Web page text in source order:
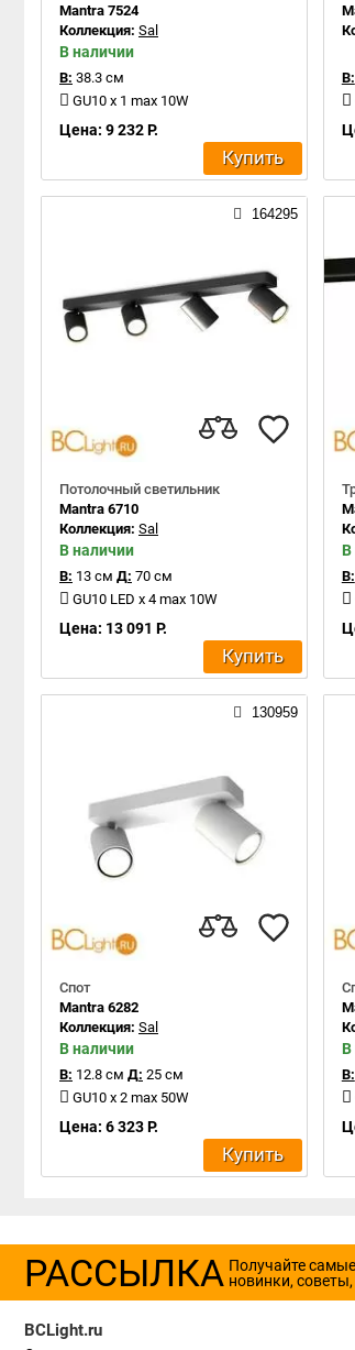
Mantra 7524
Коллекция: Sal
В наличии
В: 38.3 см
GU10 x 1 max 10W
Цена: 9 232 Р.
Купить
В:
164295
Потолочный светильник
Mantra 6710
Коллекция: Sal
В наличии
В: 13 см Д: 70 см
GU10 LED x 4 max 10W
Цена: 13 091 Р.
Купить
В
В:
130959
Спот
Mantra 6282
Коллекция: Sal
В наличии
В: 12.8 см Д: 25 см
GU10 x 2 max 50W
Цена: 6 323 Р.
Купить
В
В:
РАССЫЛКА Получайте
новинки,
BCLight.ru